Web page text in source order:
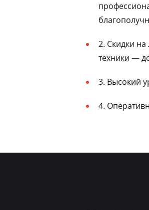
2. Скидки
техники —
3. Высокий
4.